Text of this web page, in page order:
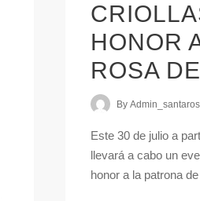
HONOR
ROSA
By
Este 30 de julio a
llevará a cabo un
honor a la patrona